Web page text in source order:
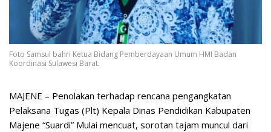
Foto Samsul bahri Ketua Bidang Pemberdayaan Umum HMI Badan
Koordinasi Sulawesi Barat.
MAJENE – Penolakan terhadap rencana pengangkatan
Pelaksana Tugas (Plt) Kepala Dinas Pendidikan Kabupaten
Majene “Suardi” Mulai mencuat, sorotan tajam muncul dari